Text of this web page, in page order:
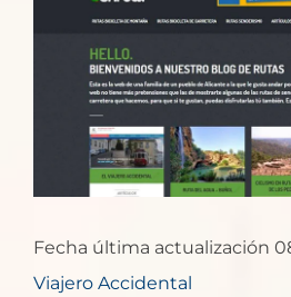
grande
Fecha última actualización
Viajero Accidental